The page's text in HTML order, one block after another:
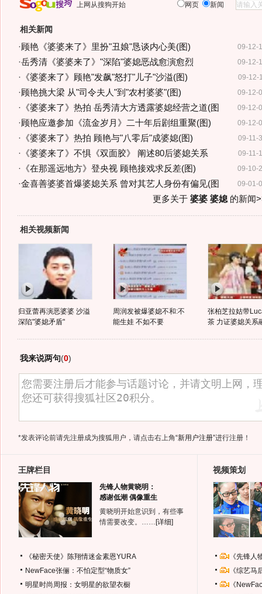
上网从搜狗开始 网页 新闻
相关新闻
09-12-
· 顾艳《婆婆来了》里扮"丑娘"恳谈内心美(图)
09-12-
·岳秀清《婆婆来了》"深陷"婆媳恶战愈演愈烈
09-12-
· 《婆婆来了》顾艳"发飙"怒打"儿子"沙溢(图)
09-12-
· 顾艳挑大梁 从"司令夫人"到"农村婆婆"(图)
09-12-
· 《婆婆来了》热拍 岳秀清大方透露婆媳经营之道(图
09-12-
· 顾艳应邀参加《流金岁月》二十年后剧组重聚(图)
09-11-
· 《婆婆来了》热拍 顾艳与"八零后"成婆媳(图)
09-11-
· 《婆婆来了》不惧《双面胶》 阐述80后婆媳关系
09-10-
· 《在那遥远地方》登央视 顾艳接戏求反差(图)
09-01-
·金喜善婆婆首爆婆媳关系 曾对其艺人身份有偏见(图
更多关于 婆婆 婆媳的新闻
相关视频新闻
归亚蕾再演恶婆婆 沙溢
深陷"婆媳矛盾"
周润发被爆婆媳不和:不
能生娃 不如不要
张柏芝拉姑带
茶 力证婆媳关系
我来说两句(0)
*发表评论前请先注册成为搜狐用户，请点击右上角“新用户注册”进行注册！
王牌栏目
先锋人物黄晓明：
感谢低潮 偶像重生
黄晓明开始意识到，有些事
情需要改变。…… [详细]
《秘密天使》陈翔情迷金素恩YURA
NewFace张俪：不怕定型“物质女”
明星时尚周报：女明星的欲望衣橱
视频策划
《先锋
《综艺
《